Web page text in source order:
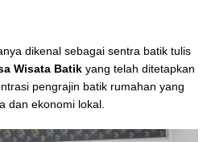
dikenal sebagai sentra batik tulis
Wisata Batik yang telah ditetapkan
pengrajin batik rumahan yang
dan ekonomi lokal.